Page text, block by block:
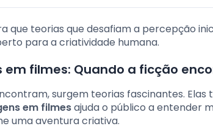
que teorias que desafiam a percepção
para a criatividade humana.
em filmes: Quando a ficção
surgem teorias fascinantes.
em filmesajuda o público a entender
uma aventura criativa.